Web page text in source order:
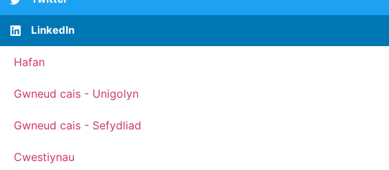
LinkedIn
Hafan
Gwneud cais - Unigolyn
Gwneud cais - Sefydliad
Cwestiynau